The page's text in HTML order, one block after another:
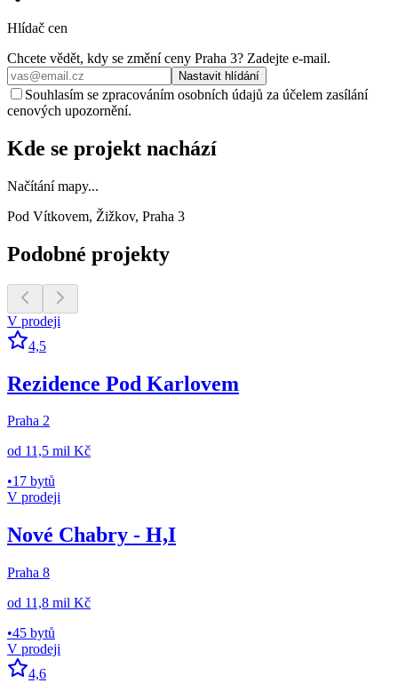
Hlídač cen
Chcete vědět, kdy se změní ceny Praha 3? Zadejte e‑mail.
Nastavit hlídání
Souhlasím se zpracováním osobních údajů za účelem zasílání
cenových upozornění.
Kde se projekt nachází
Načítání mapy...
Pod Vítkovem, Žižkov, Praha 3
Podobné projekty
V prodeji
4,5
Rezidence Pod Karlovem
Praha 2
od 11,5 mil Kč
•17 bytů
V prodeji
Nové Chabry - H,I
Praha 8
od 11,8 mil Kč
•45 bytů
V prodeji
4,6